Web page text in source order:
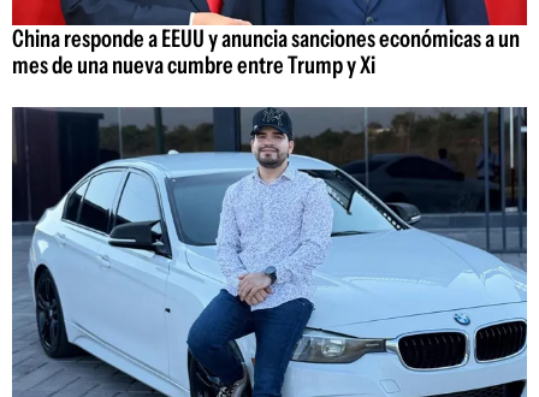
China responde a EEUU y anuncia sanciones económicas a un
mes de una nueva cumbre entre Trump y Xi